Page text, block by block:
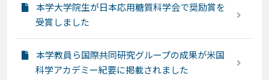
本学大学院生が日本応用糖質科学会で奨励賞を
受賞しました
本学教員ら国際共同研究グループの成果が米国
科学アカデミー紀要に掲載されました